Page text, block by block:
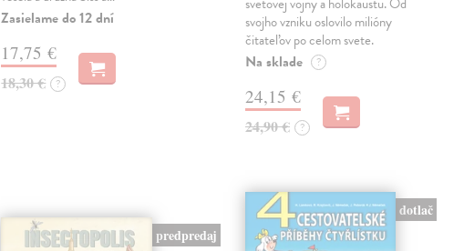
Zasielame do 12 dní
17,75 €
18,30 € ?
svojho vzniku oslovilo milióny
čitateľov po celom svete.
Na sklade ?
24,15 €
24,90 € ?
predpredaj
dotlač